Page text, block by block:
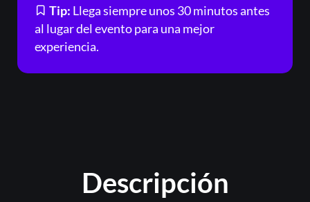
Tip: Llega siempre unos 30 minutos antes
al lugar del evento para una mejor
experiencia.
Descripción